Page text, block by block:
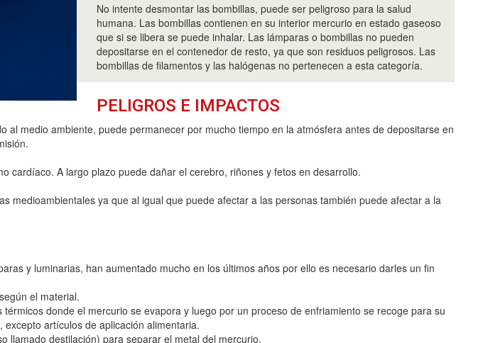
No intente desmontar las bombillas, puede ser peligroso para la salud
humana. Las bombillas contienen en su interior mercurio en estado gaseoso
que si se libera se puede inhalar. Las lámparas o bombillas no pueden
depositarse en el contenedor de resto, ya que son residuos peligrosos. Las
bombillas de filamentos y las halógenas no pertenecen a esta categoría.
PELIGROS E IMPACTOS
medio ambiente, puede permanecer por mucho tiempo en la atmósfera antes de depositarse en
cardíaco. A largo plazo puede dañar el cerebro, riñones y fetos en desarrollo.
medioambientales ya que al igual que puede afectar a las personas también puede afectar a la
y luminarias, han aumentado mucho en los últimos años por ello es necesario darles un fin
el material.
donde el mercurio se evapora y luego por un proceso de enfriamiento se recoge para su
artículos de aplicación alimentaria.
llamado destilación) para separar el metal del mercurio.